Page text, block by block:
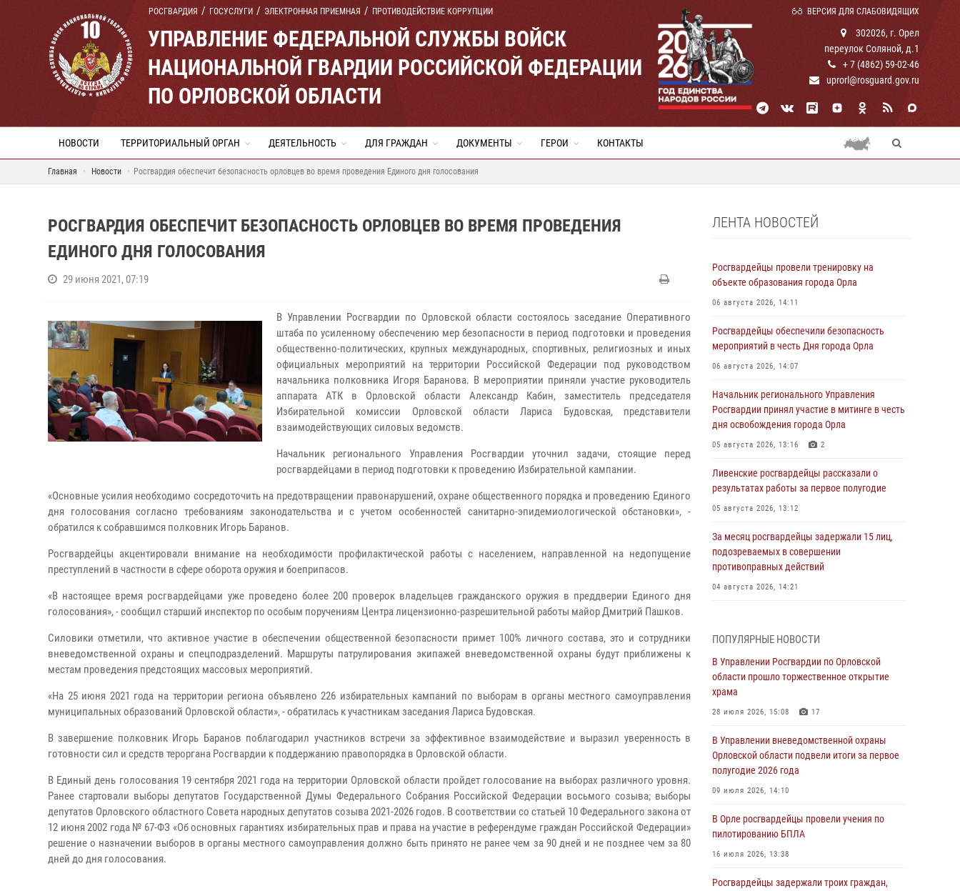
РОСГВАРДИЯ ГОСУСЛУГИ ЭЛЕКТРОННАЯ ПРИЕМНАЯ ПРОТИВОДЕЙСТВИЕ КОРРУПЦИИ ВЕРСИЯ ДЛЯ СЛАБОВИДЯЩИХ
УПРАВЛЕНИЕ ФЕДЕРАЛЬНОЙ СЛУЖБЫ ВОЙСК
НАЦИОНАЛЬНОЙ ГВАРДИИ РОССИЙСКОЙ ФЕДЕРАЦИИ
ПО ОРЛОВСКОЙ ОБЛАСТИ
302026, г. Орел
переулок Соляной, д.1
+ 7 (4862) 59-02-46
uprorl@rosguard.gov.ru
НОВОСТИ ТЕРРИТОРИАЛЬНЫЙ ОРГАН ДЕЯТЕЛЬНОСТЬ ДЛЯ ГРАЖДАН ДОКУМЕНТЫ ГЕРОИ КОНТАКТЫ
Главная Новости Росгвардия обеспечит безопасность орловцев во время проведения Единого дня голосования
РОСГВАРДИЯ ОБЕСПЕЧИТ БЕЗОПАСНОСТЬ ОРЛОВЦЕВ ВО ВРЕМЯ ПРОВЕДЕНИЯ
ЕДИНОГО ДНЯ ГОЛОСОВАНИЯ
29 июня 2021, 07:19
В Управлении Росгвардии по Орловской области состоялось заседание Оперативного
штаба по усиленному обеспечению мер безопасности в период подготовки и проведения
общественно-политических, крупных международных, спортивных, религиозных и иных
официальных мероприятий на территории Российской Федерации под руководством
начальника полковника Игоря Баранова. В мероприятии приняли участие руководитель
аппарата АТК в Орловской области Александр Кабин, заместитель председателя
Избирательной комиссии Орловской области Лариса Будовская, представители
взаимодействующих силовых ведомств.
Начальник регионального Управления Росгвардии уточнил задачи, стоящие перед
росгвардейцами в период подготовки к проведению Избирательной кампании.
«Основные усилия необходимо сосредоточить на предотвращении правонарушений, охране общественного порядка и проведению Единого
дня голосования согласно требованиям законодательства и с учетом особенностей санитарно-эпидемиологической обстановки», -
обратился к собравшимся полковник Игорь Баранов.
Росгвардейцы акцентировали внимание на необходимости профилактической работы с населением, направленной на недопущение
преступлений в частности в сфере оборота оружия и боеприпасов.
«В настоящее время росгвардейцами уже проведено более 200 проверок владельцев гражданского оружия в преддверии Единого дня
голосования», - сообщил старший инспектор по особым поручениям Центра лицензионно-разрешительной работы майор Дмитрий Пашков.
Силовики отметили, что активное участие в обеспечении общественной безопасности примет 100% личного состава, это и сотрудники
вневедомственной охраны и спецподразделений. Маршруты патрулирования экипажей вневедомственной охраны будут приближены к
местам проведения предстоящих массовых мероприятий.
«На 25 июня 2021 года на территории региона объявлено 226 избирательных кампаний по выборам в органы местного самоуправления
муниципальных образований Орловской области», - обратилась к участникам заседания Лариса Будовская.
В завершение полковник Игорь Баранов поблагодарил участников встречи за эффективное взаимодействие и выразил уверенность в
готовности сил и средств тероргана Росгвардии к поддержанию правопорядка в Орловской области.
В Единый день голосования 19 сентября 2021 года на территории Орловской области пройдет голосование на выборах различного уровня.
Ранее стартовали выборы депутатов Государственной Думы Федерального Собрания Российской Федерации восьмого созыва; выборы
депутатов Орловского областного Совета народных депутатов созыва 2021-2026 годов. В соответствии со статьей 10 Федерального закона от
12 июня 2002 года № 67-ФЗ «Об основных гарантиях избирательных прав и права на участие в референдуме граждан Российской Федерации»
решение о назначении выборов в органы местного самоуправления должно быть принято не ранее чем за 90 дней и не позднее чем за 80
дней до дня голосования.
ЛЕНТА НОВОСТЕЙ
Росгвардейцы провели тренировку на
объекте образования города Орла
06 августа 2026, 14:11
Росгвардейцы обеспечили безопасность
мероприятий в честь Дня города Орла
06 августа 2026, 14:07
Начальник регионального Управления
Росгвардии принял участие в митинге в честь
дня освобождения города Орла
05 августа 2026, 13:16 2
Ливенские росгвардейцы рассказали о
результатах работы за первое полугодие
05 августа 2026, 13:12
За месяц росгвардейцы задержали 15 лиц,
подозреваемых в совершении
противоправных действий
04 августа 2026, 14:21
За месяц росгвардейцы приняли от граждан
более 800 заявлений о предоставлении
госуслуг
Росгвардейцы обеспечили безопасность во
время празднования Дня ВДВ
03 августа 2026, 14:23
В Орле росгвардейцы приняли участие в
учениях на избирательном участке
31 июля 2026, 13:21
Жительница Мценска сдала в Росгвардию
ПОПУЛЯРНЫЕ НОВОСТИ
В Управлении Росгвардии по Орловской
области прошло торжественное открытие
храма
28 июля 2026, 15:08 17
В Управлении вневедомственной охраны
Орловской области подвели итоги за первое
полугодие 2026 года
09 июля 2026, 14:10
В Орле росгвардейцы провели учения по
пилотированию БПЛА
16 июля 2026, 13:38
Росгвардейцы задержали троих граждан,